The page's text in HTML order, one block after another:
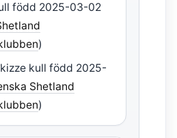
född 2025-03-02
)
kull född 2025-
Shetland
)